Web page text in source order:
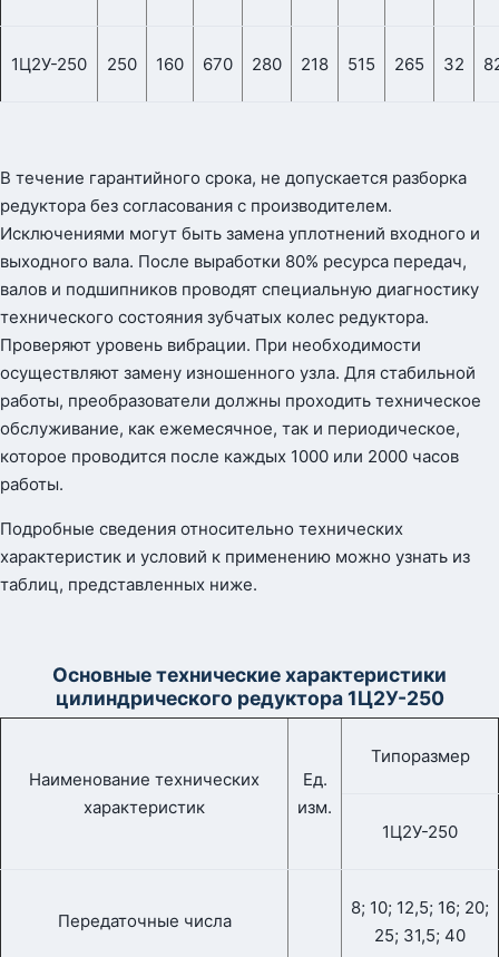
1Ц2У-250 250 160 670 280 218 515 265 32
В течение гарантийного срока, не допускается разборка
редуктора без согласования с производителем.
Исключениями могут быть замена уплотнений входного и
выходного вала. После выработки 80% ресурса передач,
валов и подшипников проводят специальную диагностику
технического состояния зубчатых колес редуктора.
Проверяют уровень вибрации. При необходимости
осуществляют замену изношенного узла. Для стабильной
работы, преобразователи должны проходить техническое
обслуживание, как ежемесячное, так и периодическое,
которое проводится после каждых 1000 или 2000 часов
работы.
Подробные сведения относительно технических
характеристик и условий к применению можно узнать из
таблиц, представленных ниже.
Основные технические характеристики
цилиндрического редуктора 1Ц2У-250
Наименование технических
характеристик
Ед.
изм.
Типоразмер
1Ц2У-250
Передаточные числа
8; 10; 12,5; 16; 20;
25; 31,5; 40